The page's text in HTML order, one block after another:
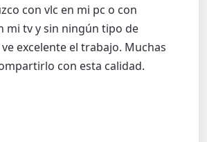
con vlc en mi pc o con
mi tv y sin ningún tipo de
excelente el trabajo. Muchas
con esta calidad.